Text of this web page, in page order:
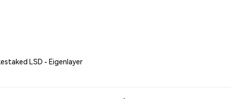
LSD - Eigenlayer